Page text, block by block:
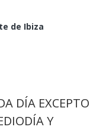
de Ibiza
DÍA EXCEPTO
Y